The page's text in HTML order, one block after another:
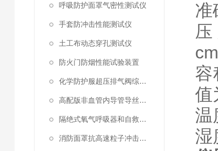
呼吸防护面罩气密性测试仪
手套防冲击性能测试仪
土工布动态穿孔测试仪
防火门防烟性能试验装置
化学防护服超压排气阀综合性测试仪
高配版非血管内导管导丝滑动性能测试仪
隔绝式氧气呼吸器和自救器二氧化碳吸收率及水分含量测试仪
消防面罩抗高速粒子冲击试验机
准
容
值
温
湿